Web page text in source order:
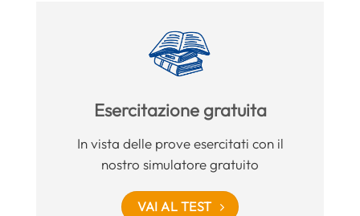
Esercitazione gratuita
In vista delle prove esercitati con il
nostro simulatore gratuito
VAI AL TEST